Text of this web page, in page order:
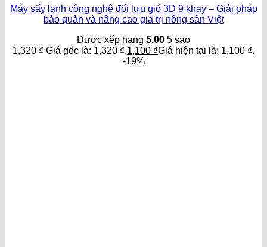
Máy sấy lạnh công nghệ đối lưu gió 3D 9 khay – Giải pháp
bảo quản và nâng cao giá trị nông sản Việt
Được xếp hạng 5.00 5 sao
1,320₫ Giá gốc là: 1,320 ₫.1,100 ₫Giá hiện tại là: 1,100 ₫.
-19%